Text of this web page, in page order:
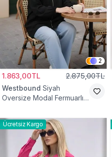
2
1.863,00TL 2.875,00TL
Westbound Siyah
Oversize Modal Fermuarlı
Ücretsiz Kargo